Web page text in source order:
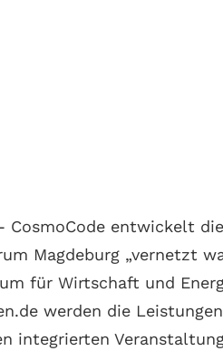
entwickelt
Magdeburg „vernetzt
für Wirtschaft und
werden die
integrierten